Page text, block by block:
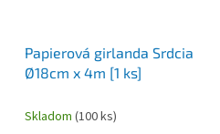
Papierová girlanda Srdcia
Ø18cm x 4m [1 ks]
Skladom (100 ks)